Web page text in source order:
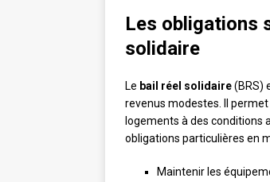
Les obligations
solidaire
Le bail réel solidaire(BRS)
revenus modestes. Il
logements à des conditions
obligations particulières en
Maintenir les